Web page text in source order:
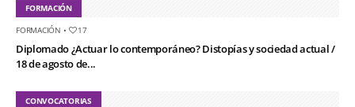
FORMACIÓN
FORMACIÓN • 17
Diplomado ¿Actuar lo contemporáneo? Distopías y sociedad actual /
18 de agosto de...
CONVOCATORIAS